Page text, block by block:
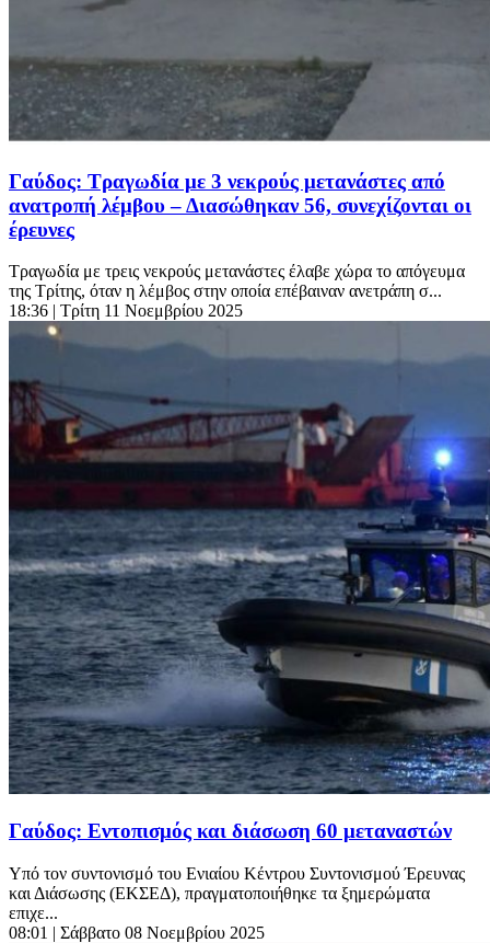
Γαύδος: Τραγωδία με 3 νεκρούς μετανάστες από
ανατροπή λέμβου – Διασώθηκαν 56, συνεχίζονται οι
έρευνες
Τραγωδία με τρεις νεκρούς μετανάστες έλαβε χώρα το απόγευμα
της Τρίτης, όταν η λέμβος στην οποία επέβαιναν ανετράπη σ...
18:36 | Τρίτη 11 Νοεμβρίου 2025
Γαύδος: Εντοπισμός και διάσωση 60 μεταναστών
Υπό τον συντονισμό του Ενιαίου Κέντρου Συντονισμού Έρευνας
και Διάσωσης (ΕΚΣΕΔ), πραγματοποιήθηκε τα ξημερώματα
επιχε...
08:01 | Σάββατο 08 Νοεμβρίου 2025